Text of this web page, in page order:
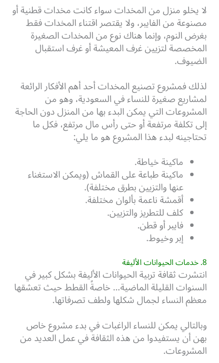
لا يخلو منزل من المخدات سواء كانت مخدات قطنية أو
مصنوعة من الفايبر، ولا يقتصر اقتناء المخدات فقط
بغرض النوم، وإنما هناك نوع من المخدات الصغيرة
المخصصة لتزيين غرف المعيشة أو غرف استقبال
الضيوف.
لذلك فمشروع تصنيع المخدات أحد أهم الأفكار الرائعة
لمشاريع صغيرة للنساء في السعودية، وهو من
المشروعات التي يمكن البدء بها من المنزل دون الحاجة
إلى تكلفة مرتفعة أو حتى رأس مال مرتفع، فكل ما
تحتاجينه لبدء هذا المشروع هو ما يلي:
ماكينة خياطة.
ماكينة طباعة على القماش (ويمكن الاستغناء
عنها والتزيين بطرق مختلفة).
أقمشة ناعمة بألوان مختلفة.
كلف للتطريز والتزيين.
فايبر أو قطن.
إبر وخيوط.
8. خدمات الحيوانات الأليفة
انتشرت ثقافة تربية الحيوانات الأليفة بشكل كبير في
السنوات القليلة الماضية… خاصةً القطط حيث تعشقها
معظم النساء لجمال شكلها ولطف تصرفاتها.
وبالتالي يمكن للنساء الراغبات في بدء مشروع خاص
بهن أن يستفيدوا من هذه الثقافة في عمل العديد من
المشروعات.